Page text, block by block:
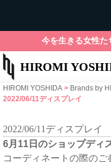
HIROMI
今を生きる女性た
HIROMI YOSHIDA > Brands by
2022/06/11ディスプレイ
2022/06/11ディスプレイ
6月11日のショップディ
コーディネートの際のご